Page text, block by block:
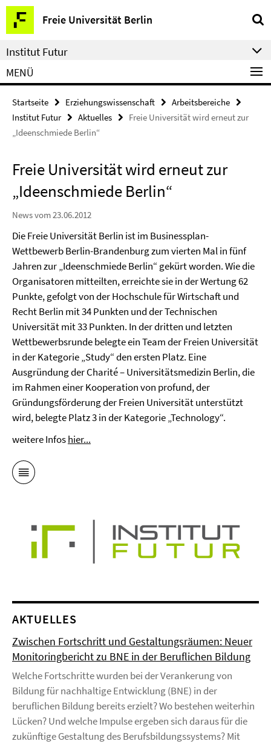
Springe
direkt
zu
Inhalt
Freie Universität Berlin
Service-
Navigation
Institut Futur
MENÜ
Startseite Erziehungswissenschaft
Arbeitsbereiche
Institut Futur
Aktuelles
Freie Universität wird erneut zur
„Ideenschmiede Berlin“
Freie Universität wird erneut zur
„Ideenschmiede Berlin“
News vom 23.06.2012
Die Freie Universität Berlin ist im Businessplan-
Wettbewerb Berlin-Brandenburg zum vierten Mal in fünf
Jahren zur „Ideenschmiede Berlin“ gekürt worden. Wie die
Organisatoren mitteilten, erreichte sie in der Wertung 62
Punkte, gefolgt von der Hochschule für Wirtschaft und
Recht Berlin mit 34 Punkten und der Technischen
Universität mit 33 Punkten. In der dritten und letzten
Wettbewerbsrunde belegte ein Team der Freien Universität
in der Kategorie „Study“ den ersten Platz. Eine
Ausgründung der Charité – Universitätsmedizin Berlin, die
im Rahmen einer Kooperation von profund, der
Gründungsförderung der Freien Universität unterstützt
wird, belegte Platz 3 in der Kategorie „Technology“.
weitere Infoshier...
AKTUELLES
Zwischen Fortschritt und Gestaltungsräumen: Neuer
Monitoringbericht zu BNE in der Beruflichen Bildung
Welche Fortschritte wurden bei der Verankerung von
Bildung für nachhaltige Entwicklung (BNE) in der
beruflichen Bildung bereits erzielt? Wo bestehen weiterhin
Lücken? Und welche Impulse ergeben sich daraus für die
zukünftige Gestaltung des Berufsbildungssystems? Mit